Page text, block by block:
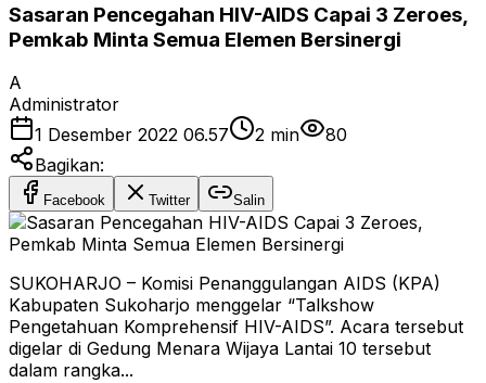
Sasaran Pencegahan HIV-AIDS Capai 3 Zeroes,
Pemkab Minta Semua Elemen Bersinergi
A
Administrator
1 Desember 2022 06.57
2 min
80
Bagikan:
Facebook Twitter Salin
SUKOHARJO – Komisi Penanggulangan AIDS (KPA)
Kabupaten Sukoharjo menggelar “Talkshow
Pengetahuan Komprehensif HIV-AIDS”. Acara tersebut
digelar di Gedung Menara Wijaya Lantai 10 tersebut
dalam rangka...